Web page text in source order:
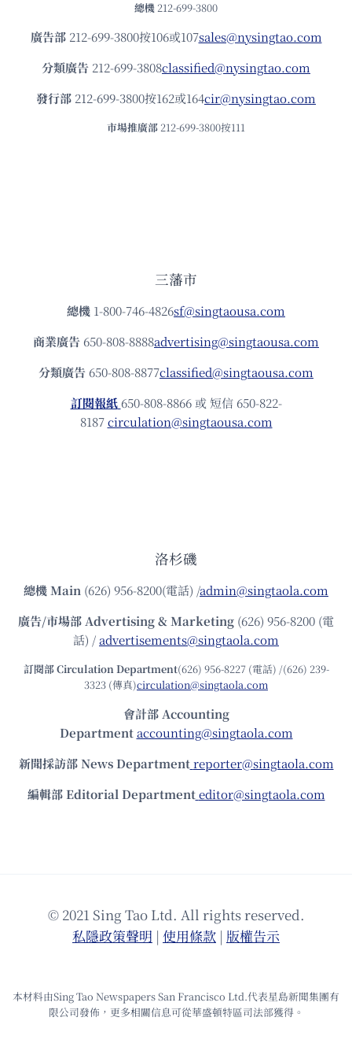
總機 212-699-3800
廣告部212-699-3800按106或107sales@nysingtao.com
分類廣告 212-699-3808classified@nysingtao.com
發⾏部 212-699-3800按162或164cir@nysingtao.com
市場推廣部 212-699-3800按111
三藩市
總機 1-800-746-4826sf@singtaousa.com
商業廣告 650-808-8888advertising@singtaousa.com
分類廣告 650-808-8877classified@singtaousa.com
訂閱報紙 650-808-8866 或 短信 650-822-
8187circulation@singtaousa.com
洛杉磯
總機Main (626) 956-8200(電話) /admin@singtaola.com
廣告/市場部Advertising & Marketing (626) 956-8200 (電
話) /advertisements@singtaola.com
訂閱部 Circulation Department(626) 956-8227 (電話) /(626) 239-
3323 (傳真)circulation@singtaola.com
會計部 Accounting
Department accounting@singtaola.com
新聞採訪部 News Department reporter@singtaola.com
編輯部 Editorial Department editor@singtaola.com
© 2021 Sing Tao Ltd. All rights reserved.
私隱政策聲明 | 使⽤條款 | 版權告⽰
本材料由Sing Tao Newspapers San Francisco Ltd.代表星島新聞集團有
限公司發佈，更多相關信息可從華盛頓特區司法部獲得。